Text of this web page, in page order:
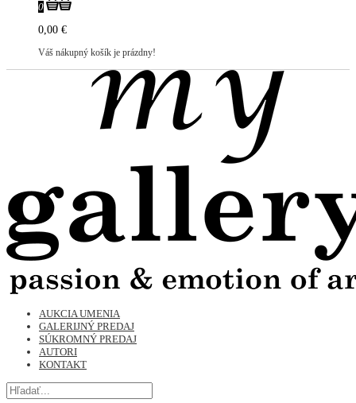
0
0,00 €
Váš nákupný košík je prázdny!
AUKCIA UMENIA
GALERIJNÝ PREDAJ
SÚKROMNÝ PREDAJ
AUTORI
KONTAKT